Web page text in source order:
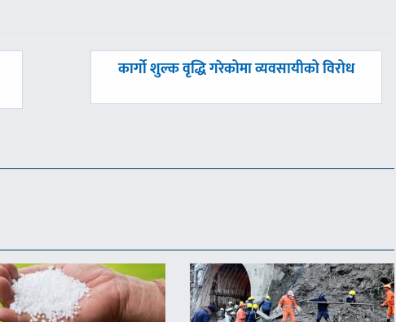
अघिल्लाे
कार्गो शुल्क वृद्धि गरेकोमा व्यवसायीको विरोध